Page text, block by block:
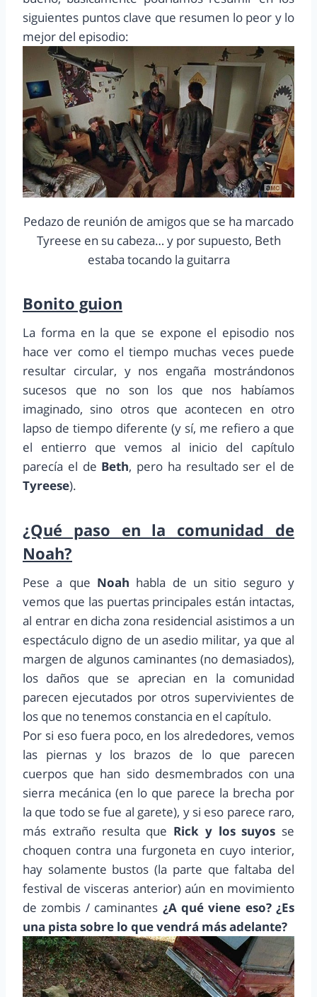
siguientes puntos clave que resumen lo peor y lo
mejor del episodio:
Pedazo de reunión de amigos que se ha marcado
Tyreese en su cabeza… y por supuesto, Beth
estaba tocando la guitarra
Bonito guion
La forma en la que se expone el episodio nos
hace ver como el tiempo muchas veces puede
resultar circular, y nos engaña mostrándonos
sucesos que no son los que nos habíamos
imaginado, sino otros que acontecen en otro
lapso de tiempo diferente (y sí, me refiero a que
el entierro que vemos al inicio del capítulo
parecía el de Beth, pero ha resultado ser el de
Tyreese).
¿Qué paso en la comunidad de
Noah?
Pese a que Noah habla de un sitio seguro y
vemos que las puertas principales están intactas,
al entrar en dicha zona residencial asistimos a un
espectáculo digno de un asedio militar, ya que al
margen de algunos caminantes (no demasiados),
los daños que se aprecian en la comunidad
parecen ejecutados por otros supervivientes de
los que no tenemos constancia en el capítulo.
Por si eso fuera poco, en los alrededores, vemos
las piernas y los brazos de lo que parecen
cuerpos que han sido desmembrados con una
sierra mecánica (en lo que parece la brecha por
la que todo se fue al garete), y si eso parece raro,
más extraño resulta que Rick y los suyos se
choquen contra una furgoneta en cuyo interior,
hay solamente bustos (la parte que faltaba del
festival de visceras anterior) aún en movimiento
de zombis / caminantes ¿A qué viene eso? ¿Es
una pista sobre lo que vendrá más adelante?